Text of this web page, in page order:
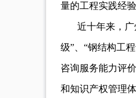
量的工程实践经
近十年来，
级”、“钢结构工
咨询服务能力评
和知识产权管理